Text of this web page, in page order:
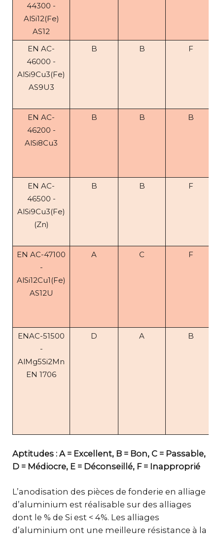
44300 -
AlSi12(Fe)
AS12
EN AC-
46000 -
AlSi9Cu3(Fe)
AS9U3
B B F
EN AC-
46200 -
AlSi8Cu3
B B B
EN AC-
46500 -
AlSi9Cu3(Fe)
(Zn)
B B F
EN AC-47100
-
AlSi12Cu1(Fe)
AS12U
A C F
ENAC-51500
-
AlMg5Si2Mn
EN 1706
D A B
Aptitudes : A = Excellent, B = Bon, C = Passable,
D = Médiocre, E = Déconseillé, F = Inapproprié
L’anodisation des pièces de fonderie en alliage
d’aluminium est réalisable sur des alliages
dont le % de Si est < 4%. Les alliages
d’aluminium ont une meilleure résistance à la